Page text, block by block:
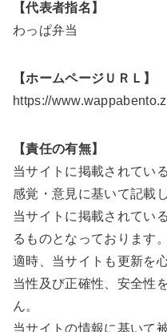
【代表者指名】
わっぱ弁当
【ホームページＵＲＬ】
https://
【責任の有無】
当サイトに掲載されてい
感覚・意見に基いて記載
当サイトに掲載されてい
るものとなっております
適時、当サイトも更新を
当性及び正確性、安全性
ん。
当サイトの情報に基いて